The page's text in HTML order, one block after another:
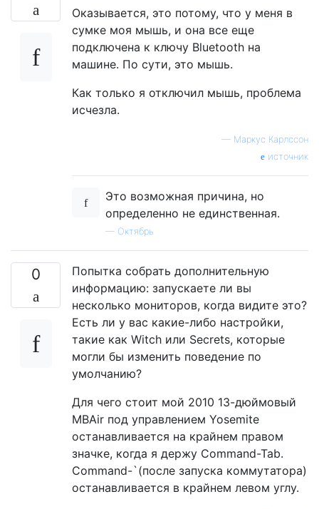
Оказывается, это потому, что у меня в
сумке моя мышь, и она все еще
подключена к ключу Bluetooth на
машине. По сути, это мышь.
Как только я отключил мышь, проблема
исчезла.
— Маркус Карлссон
источник
Это возможная причина, но
определенно не единственная.
— Октябрь
0
Попытка собрать дополнительную
информацию: запускаете ли вы
несколько мониторов, когда видите это?
Есть ли у вас какие-либо настройки,
такие как Witch или Secrets, которые
могли бы изменить поведение по
умолчанию?
Для чего стоит мой 2010 13-дюймовый
MBAir под управлением Yosemite
останавливается на крайнем правом
значке, когда я держу Command-Tab.
Command-`(после запуска коммутатора)
останавливается в крайнем левом углу.